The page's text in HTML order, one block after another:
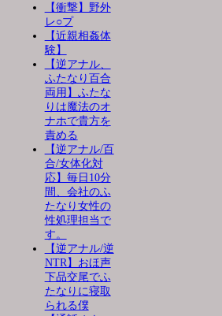
【衝撃】野外
レ○プ
【近親相姦体
験】
【逆アナル、
ふたなり百合
両用】ふたな
りは魔法のオ
ナホで貴方を
責める
【逆アナル/百
合/女体化対
応】毎日10分
間、会社のふ
たなり女性の
性処理担当で
す。
【逆アナル/逆
NTR】おほ声
下品交尾でふ
たなりに寝取
られる僕